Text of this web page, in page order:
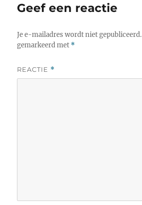
Geef een reactie
Je e-mailadres wordt niet gepubliceerd.
gemarkeerd met *
REACTIE *